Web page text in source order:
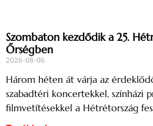
Szombaton kezdődik a 25.
Őrségben
2026-08-06
Három héten át várja az
szabadtéri koncertekkel, színházi
filmvetítésekkel a Hétrétország